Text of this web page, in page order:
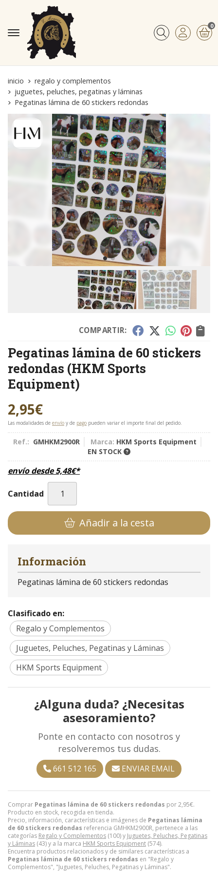
Buscar
0
inicio
regalo y complementos
juguetes, peluches, pegatinas y láminas
Pegatinas lámina de 60 stickers redondas
COMPARTIR:
Pegatinas lámina de 60 stickers
redondas (HKM Sports
Equipment)
2,95€
Las modalidades de envío y de pago pueden variar el importe final del pedido.
Ref.: GMHKM2900R Marca: HKM Sports Equipment
EN STOCK
envío desde5,48€*
Cantidad
Añadir a la cesta
Comprar Pegatinas lámina de 60 stickers redondas por2,95€.
Producto en stock, recogida en tienda.
Precio, información, características e imágenes de Pegatinas lámina
de 60 stickers redondas referencia GMHKM2900R, pertenece a las
categorías Regalo y Complementos (100) y Juguetes, Peluches, Pegatinas
y Láminas (43) y a la marca HKM Sports Equipment (574).
Encuentra productos relacionados y de similares características a
Pegatinas lámina de 60 stickers redondas en "Regalo y
Complementos", "Juguetes, Peluches, Pegatinas y Láminas".
Información
Pegatinas lámina de 60 stickers redondas
Clasificado en:
Regalo y Complementos
Juguetes, Peluches, Pegatinas y Láminas
HKM Sports Equipment
¿Alguna duda? ¿Necesitas
asesoramiento?
Ponte en contacto con nosotros y
resolveremos tus dudas.
661 512 165 ENVIAR EMAIL